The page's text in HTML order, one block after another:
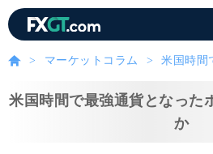
マーケットコラム 米国時間
米国時間で最強通貨となった
か